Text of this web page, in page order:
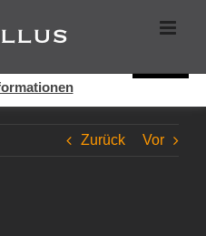
Zurück Vor
bei der Bereitstellung der
Webseite erklären Sie sich